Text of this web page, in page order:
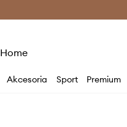
Home
Akcesoria Sport Premium